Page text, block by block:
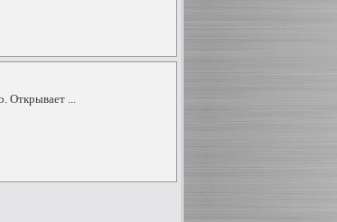
Открывает ...